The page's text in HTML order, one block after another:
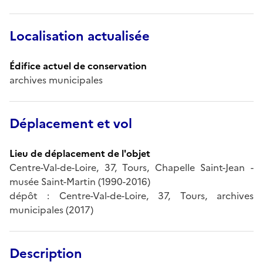
Localisation actualisée
Édifice actuel de conservation
Déplacement et vol
Lieu de déplacement de l'objet
Centre-Val-de-Loire, 37, Tours, Chapelle Saint-Jean -
musée Saint-Martin (1990-2016)
dépôt : Centre-Val-de-Loire, 37, Tours, archives
Description